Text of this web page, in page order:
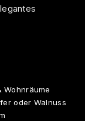
oder Walnuss